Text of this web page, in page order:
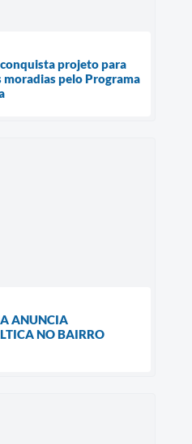
projeto para
pelo Programa
ANUNCIA
NO BAIRRO